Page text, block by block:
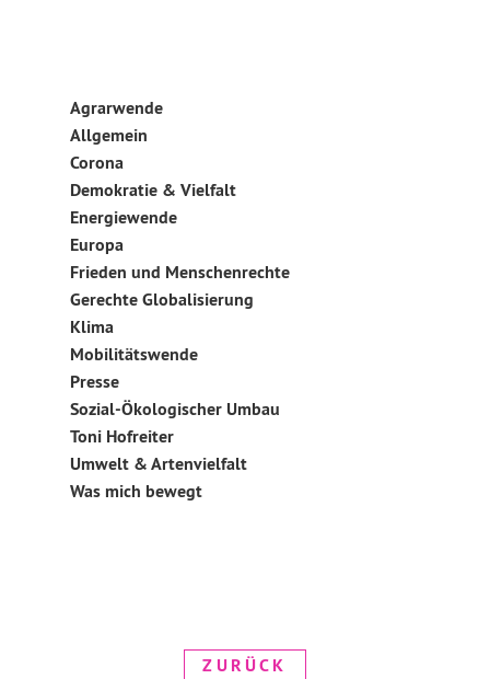
weiterlesen
Agrarwende
Allgemein
Corona
Demokratie & Vielfalt
Energiewende
Europa
Frieden und Menschenrechte
Gerechte Globalisierung
Klima
Mobilitätswende
Presse
Sozial-Ökologischer Umbau
Toni Hofreiter
Umwelt & Artenvielfalt
Was mich bewegt
ZURÜCK